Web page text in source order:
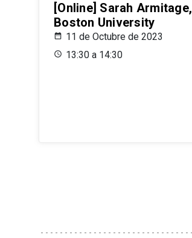
[Online] Sarah Armitage,
Boston University
11 de Octubre de 2023
13:30 a 14:30